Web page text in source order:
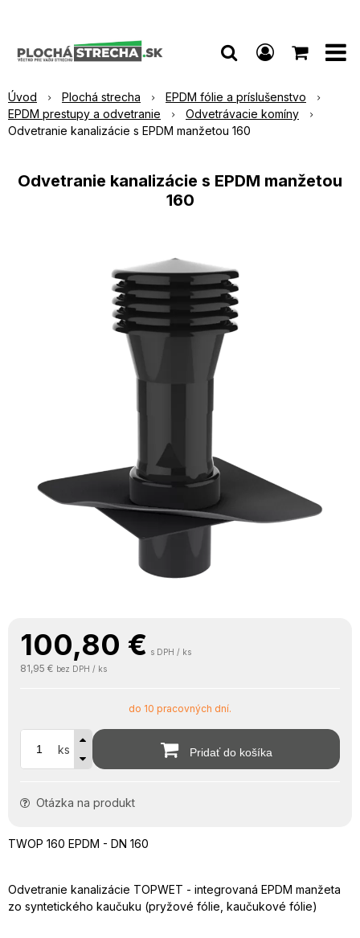
Úvod Plochá strecha
EPDM fólie a príslušenstvo
EPDM prestupy a odvetranie
Odvetrávacie komíny
Odvetranie kanalizácie s EPDM manžetou 160
Odvetranie kanalizácie s EPDM manžetou
160
100,80 € s DPH / ks
81,95 € bez DPH / ks
do 10 pracovných dní.
ks Pridať do košíka
Otázka na produkt
TWOP 160 EPDM - DN 160
Odvetranie kanalizácie TOPWET - integrovaná EPDM manžeta
zo syntetického kaučuku (pryžové fólie, kaučukové fólie)